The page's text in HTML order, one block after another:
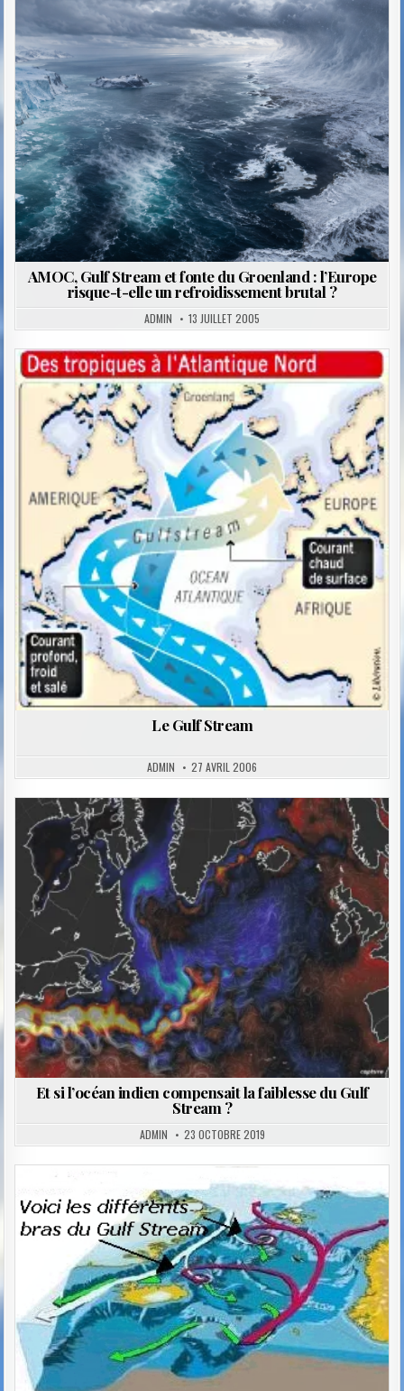
Posted
in
AMOC, Gulf Stream et fonte du Groenland : l’Europe
risque-t-elle un refroidissement brutal ?
ADMIN 13 JUILLET 2005
Posted
in
Le Gulf Stream
ADMIN 27 AVRIL 2006
Posted
in
Et si l’océan indien compensait la faiblesse du Gulf
Stream ?
ADMIN 23 OCTOBRE 2019
Posted
in